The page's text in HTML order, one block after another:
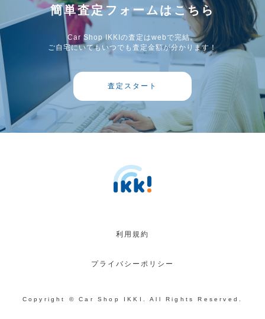
簡単査定フォームはこちら
Car Shop IKKIの査定はwebで完結。
ご自宅にいてもいつでも査定金額が分かります！
査定スタート
利用規約
プライバシーポリシー
Copyright © Car Shop IKKI. All Rights Reserved.